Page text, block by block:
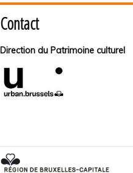
Contact
Direction du Patrimoine culturel